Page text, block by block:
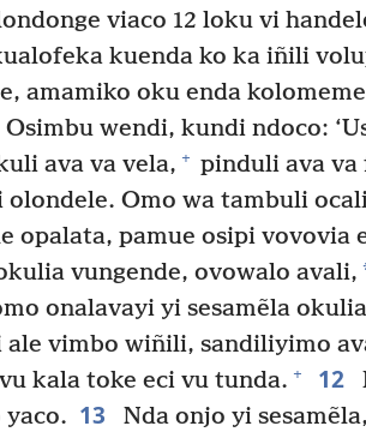
viaco 12 loku vi
kuenda ko ka iñili
amamiko oku enda
Osimbu wendi, kundi ndoco:
ava va vela, + pinduli ava va
Omo wa tambuli
opalata, pamue osipi vovovia
vungende, ovowalo avali,
onalavayi yi sesamẽla
ale vimbo wiñili, sandiliyimo
kala toke eci vu tunda. + 12
13
Nda onjo yi